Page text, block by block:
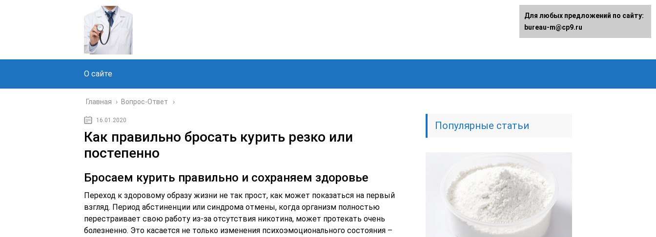
О сайте
Главная › Вопрос-Ответ
16.01.2020
Как правильно бросать курить резко или
постепенно
Бросаем курить правильно и сохраняем здоровье
Переход к здоровому образу жизни не так прост, как может показаться на первый
взгляд. Период абстиненции или синдрома отмены, когда организм полностью
перестраивает свою работу из-за отсутствия никотина, может протекать очень
болезненно. Это касается не только изменения психоэмоционального состояния –
Популярные статьи
Для любых предложений по сайту:
bureau-m@cp9.ru